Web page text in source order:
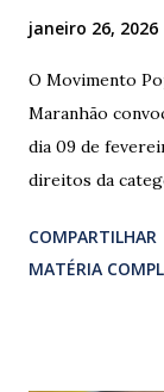
janeiro 26, 2026
O Movimento
Maranhão
dia 09 de
direitos da
federais que
programadas
COMPARTILHAR
MATÉRIA